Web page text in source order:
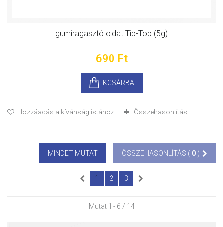
gumiragasztó oldat Tip-Top (5g)
690 Ft‎
KOSÁRBA
Hozzáadás a kívánságlistához Összehasonlítás
ÖSSZEHASONLÍTÁS ( 0 )
MINDET MUTAT
1 2 3
Mutat 1 - 6 / 14